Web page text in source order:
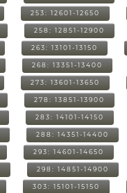
253: 12601-12650
258: 12851-12900
263: 13101-13150
268: 13351-13400
273: 13601-13650
278: 13851-13900
283: 14101-14150
288: 14351-14400
293: 14601-14650
298: 14851-14900
303: 15101-15150